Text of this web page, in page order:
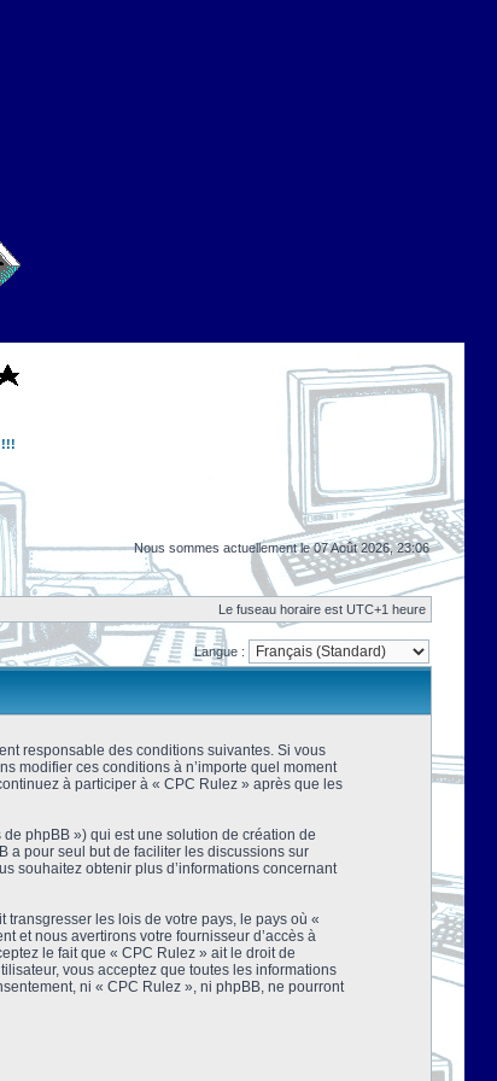
!!!
Nous sommes actuellement le 07 Août 2026, 23:06
Le fuseau horaire est UTC+1 heure
Langue :
responsable des conditions suivantes. Si vous
modifier ces conditions à n’importe quel moment
à participer à « CPC Rulez » après que les
phpBB ») qui est une solution de création de
a pour seul but de faciliter les discussions sur
souhaitez obtenir plus d’informations concernant
les lois de votre pays, le pays où «
et nous avertirons votre fournisseur d’accès à
le fait que « CPC Rulez » ait le droit de
vous acceptez que toutes les informations
ni « CPC Rulez », ni phpBB, ne pourront